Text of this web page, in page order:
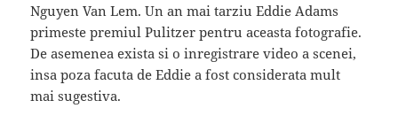
Nguyen Van Lem. Un an mai tarziu Eddie Adams
primeste premiul Pulitzer pentru aceasta fotografie.
De asemenea exista si o inregistrare video a scenei,
insa poza facuta de Eddie a fost considerata mult
mai sugestiva.